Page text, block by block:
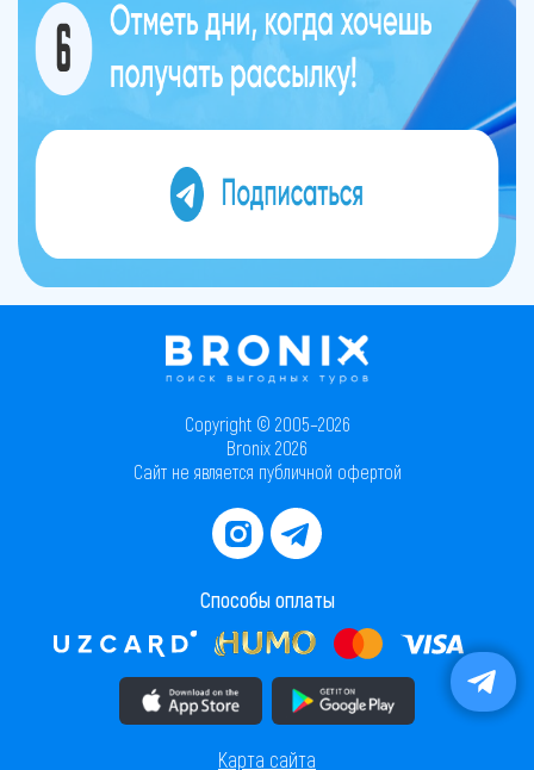
Copyright © 2005–2026
Bronix 2026
Сайт не является публичной офертой
Способы оплаты
Скачать приложение в AppStore Скачать приложение в PlayMarket
Карта сайта